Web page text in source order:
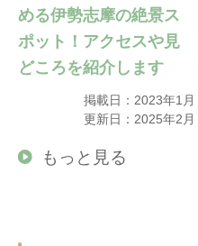
める伊勢志摩の絶景ス
ポット！アクセスや見
どころを紹介します
掲載日：2023年1月
更新日：2025年2月
もっと見る